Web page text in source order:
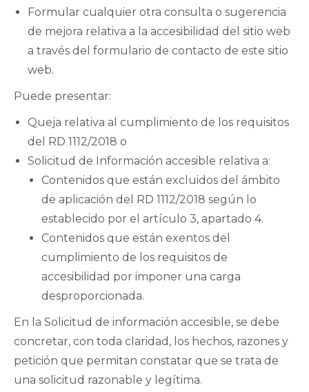
Formular cualquier otra consulta o sugerencia
de mejora relativa a la accesibilidad del sitio web
a través del formulario de contacto de este sitio
web.
Puede presentar:
Queja relativa al cumplimiento de los requisitos
del RD 1112/2018 o
Solicitud de Información accesible relativa a:
Contenidos que están excluidos del ámbito
de aplicación del RD 1112/2018 según lo
establecido por el artículo 3, apartado 4.
Contenidos que están exentos del
cumplimiento de los requisitos de
accesibilidad por imponer una carga
desproporcionada.
En la Solicitud de información accesible, se debe
concretar, con toda claridad, los hechos, razones y
petición que permitan constatar que se trata de
una solicitud razonable y legítima.